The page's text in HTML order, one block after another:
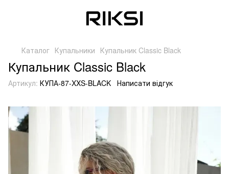
Каталог Купальники Купальник Classic Black
Купальник Classic Black
Артикул: КУПА-87-XXS-BLACK Написати відгук